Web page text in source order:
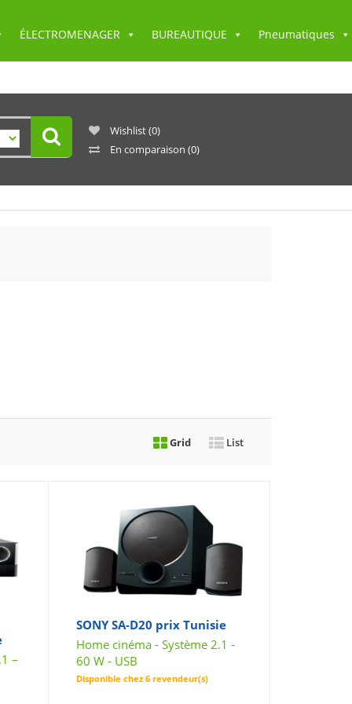
ÉLECTROMENAGER BUREAUTIQUE Pneumatiques
Wishlist(0)
En comparaison (0)
Grid List
–
SONY SA-D20 prix Tunisie
Home cinéma - Système 2.1 -
60 W - USB
Disponible chez 6 revendeur(s)